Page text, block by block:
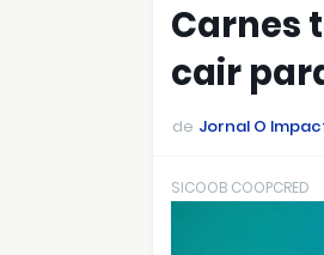
Carnes
cair
de Jornal O
SICOOB COOPCRED